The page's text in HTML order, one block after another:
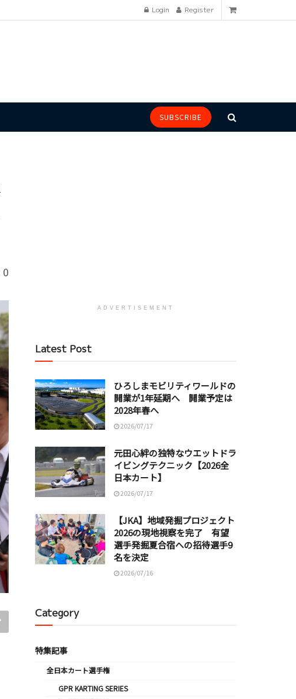
Login Register
SUBSCRIBE
0
ADVERTISEMENT
Latest Post
ひろしまモビリティワールドの
開業が1年延期へ 開業予定は
2028年春へ
2026/07/17
元田心絆の独特なウエットドラ
イビングテクニック【2026全
日本カート】
2026/07/17
【JKA】地域発掘プロジェクト
2026の現地視察を完了 有望
選手発掘夏合宿への招待選手9
名を決定
2026/07/16
Category
特集記事
全日本カート選手権
GPR KARTING SERIES